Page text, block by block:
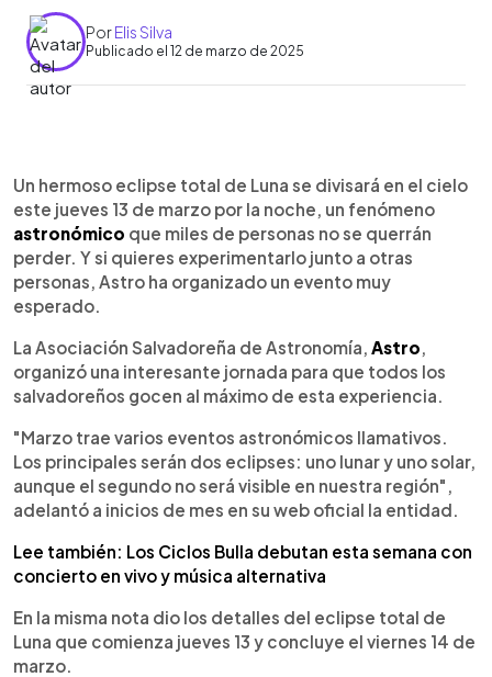
PorElis Silva
Publicado el 12 de marzo de 2025
Escuchar artículo
Un hermoso eclipse total de Luna se divisará en el cielo
este jueves 13 de marzo por la noche, un fenómeno
astronómico que miles de personas no se querrán
perder. Y si quieres experimentarlo junto a otras
personas, Astro ha organizado un evento muy
esperado.
La Asociación Salvadoreña de Astronomía, Astro
organizó una interesante jornada para que todos los
salvadoreños gocen al máximo de esta experiencia.
"Marzo trae varios eventos astronómicos llamativos.
Los principales serán dos eclipses: uno lunar y uno solar,
aunque el segundo no será visible en nuestra región",
adelantó a inicios de mes en su web oficial la entidad.
Lee también: Los Ciclos Bulla debutan esta semana con
concierto en vivo y música alternativa
En la misma nota dio los detalles del eclipse total de
Luna que comienza jueves 13 y concluye el viernes 14 de
marzo.